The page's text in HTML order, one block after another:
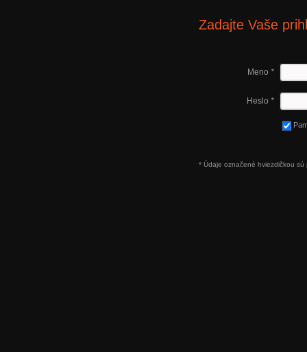
Zadajte Vaše
Meno *
Heslo *
* Údaje označené hviezdičkou sú